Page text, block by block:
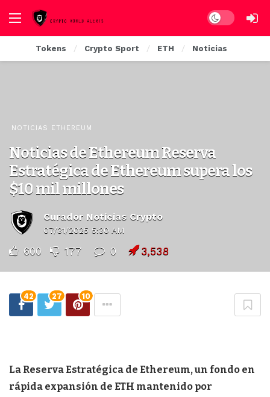
Dark mode
Tokens Crypto Sport ETH Noticias
NOTICIAS ETHEREUM
Noticias de Ethereum Reserva
Estratégica de Ethereum supera los
$10 mil millones
Curador Noticias Crypto
07/31/2025 5:30 AM
600 177 0 3,538
42 27 10
La Reserva Estratégica de Ethereum, un fondo en
rápida expansión de ETH mantenido por